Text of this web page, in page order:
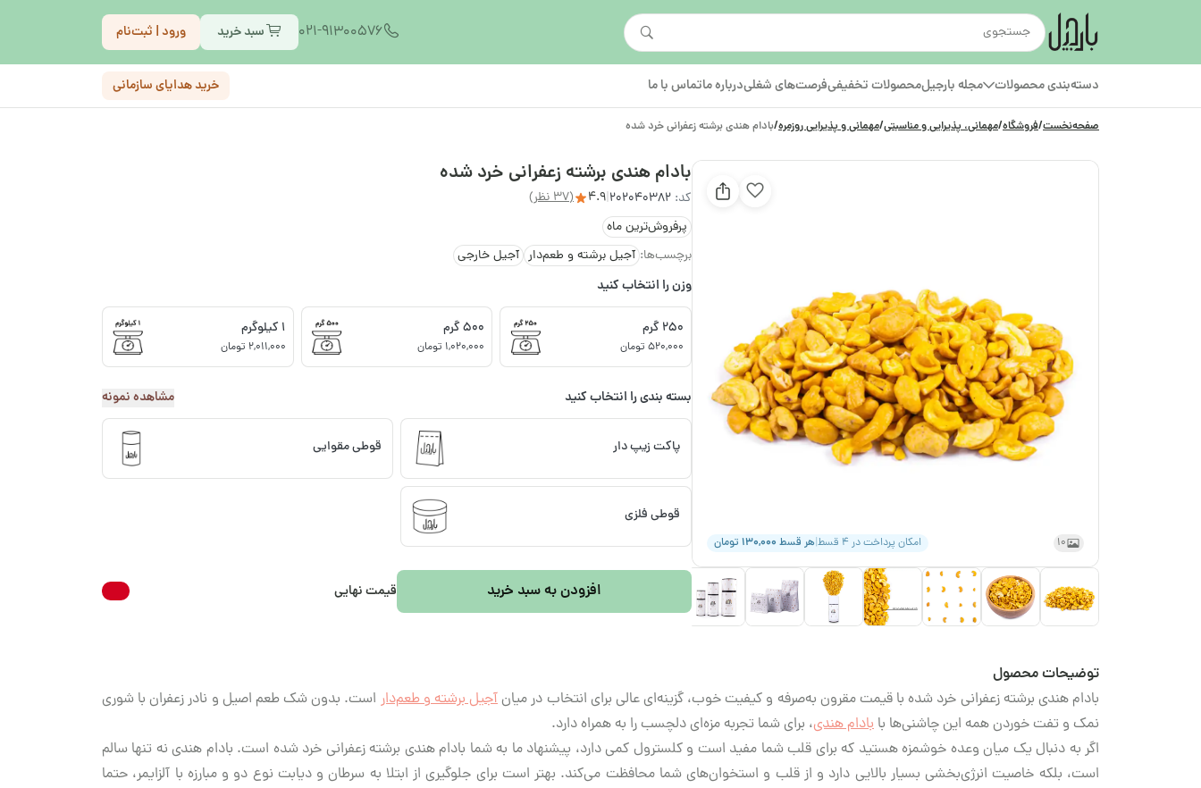
021-91300576 سبد خرید ورود | ثبت‌نام
دسته‌بندی محصولات مجله بارجیلمحصولات تخفیفیفرصت‌های شغلیدرباره ماتماس با ما خرید هدایای سازمانی
صفحه‌نخست/فروشگاه/مهمانی، پذیرایی و مناسبتی/مهمانی و پذیرایی روزمره/بادام هندی برشته زعفرانی خرد شده
10 امکان پرداخت در ۴ قسط |هر قسط ۱۳۰,۰۰۰ تومان
بادام هندی برشته زعفرانی خرد شده
کد: 202040382
|
4.9
(37 نظر)
پرفروش‌ترین ماه
برچسب‌ها: آجیل برشته و طعم‌دار آجیل خارجی
وزن را انتخاب کنید
250 گرم
520,000 تومان
500 گرم
1,020,000 تومان
1 کیلوگرم
2,011,000 تومان
بسته بندی را انتخاب کنید مشاهده نمونه
پاکت زیپ دار قوطی مقوایی
قوطی فلزی
افزودن به سبد خرید قیمت نهایی
توضیحات محصول
بادام هندی برشته زعفرانی خرد شده با قیمت مقرون به‌صرفه و کیفیت خوب، گزینه‌ای عالی برای انتخاب در میان آجیل برشته و طعم‌دار است. بدون شک طعم اصیل و نادر زعفران با شوری
نمک و تفت خوردن همه این چاشنی‌ها با بادام هندی، برای شما تجربه‌ مزه‌ای دلچسب را به همراه دارد.
اگر به دنبال یک میان وعده خوشمزه هستید که برای قلب شما مفید است و کلسترول کمی دارد، پیشنهاد ما به شما بادام هندی برشته زعفرانی خرد شده است. بادام هندی نه تنها سالم
است، بلکه خاصیت انرژی‌بخشی بسیار بالایی دارد و از قلب و استخوان‌های شما محافظت می‌کند. بهتر است برای جلوگیری از ابتلا به سرطان و دیابت نوع دو و مبارزه با آلزایمر، حتما